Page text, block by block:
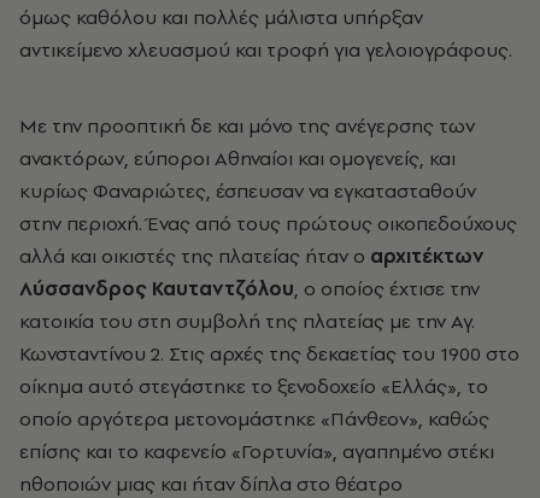
όμως καθόλου και πολλές μάλιστα υπήρξαν
αντικείμενο χλευασμού και τροφή για γελοιογράφους.
Με την προοπτική δε και μόνο της ανέγερσης των
ανακτόρων, εύποροι Αθηναίοι και ομογενείς, και
κυρίως Φαναριώτες, έσπευσαν να εγκατασταθούν
στην περιοχή. Ένας από τους πρώτους οικοπεδούχους
αλλά και οικιστές της πλατείας ήταν ο αρχιτέκτων
Λύσσανδρος Καυταντζόλου, ο οποίος έχτισε την
κατοικία του στη συμβολή της πλατείας με την Αγ.
Κωνσταντίνου 2. Στις αρχές της δεκαετίας του 1900 στο
οίκημα αυτό στεγάστηκε το ξενοδοχείο «Ελλάς», το
οποίο αργότερα μετονομάστηκε «Πάνθεον», καθώς
επίσης και το καφενείο «Γορτυνία», αγαπημένο στέκι
ηθοποιών μιας και ήταν δίπλα στο θέατρο